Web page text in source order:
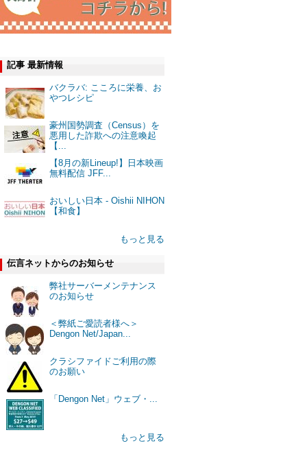
記事 最新情報
バクラバ: こころに栄養、お
やつレシピ
豪州国勢調査（Census）を
悪用した詐欺への注意喚起
【...
【8月の新Lineup!】日本映画
無料配信 JFF...
おいしい日本 - Oishii NIHON
【和食】
もっと見る
伝言ネットからのお知らせ
弊社サーバーメンテナンス
のお知らせ
＜弊紙ご愛読者様へ＞
Dengon Net/Japan...
クラシファイドご利用の際
のお願い
「Dengon Net」ウェブ・...
もっと見る